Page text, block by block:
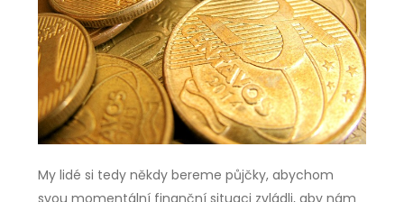
My lidé si tedy někdy bereme půjčky, abychom